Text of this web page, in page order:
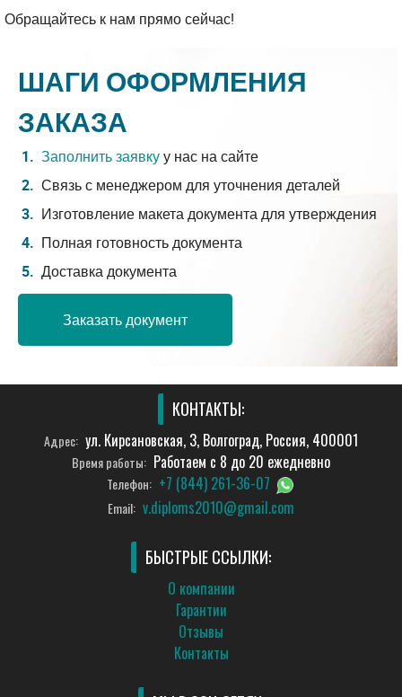
Обращайтесь к нам прямо сейчас!
ШАГИ ОФОРМЛЕНИЯ
ЗАКАЗА
Заполнить заявкуу нас на сайте
Связь с менеджером для уточнения деталей
Изготовление макета документа для утверждения
Полная готовность документа
Доставка документа
Заказать документ
КОНТАКТЫ:
Адрес: ул. Кирсановская, 3, Волгоград, Россия, 400001
Время работы: Работаем с 8 до 20 ежедневно
Телефон: +7 (844) 261-36-07
Email: v.diploms2010@gmail.com
БЫСТРЫЕ ССЫЛКИ:
О компании
Гарантии
Отзывы
Контакты